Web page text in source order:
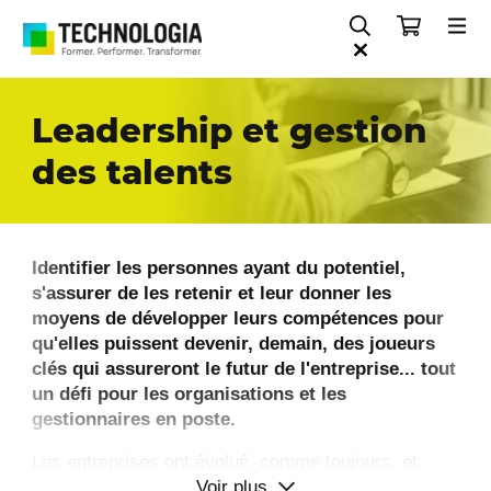
Leadership et gestion
des talents
Identifier les personnes ayant du potentiel,
s'assurer de les retenir et leur donner les
moyens de développer leurs compétences pour
qu'elles puissent devenir, demain, des joueurs
clés qui assureront le futur de l'entreprise... tout
un défi pour les organisations et les
gestionnaires en poste.